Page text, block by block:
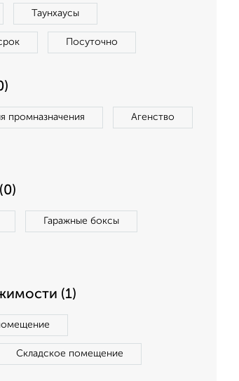
Таунхаусы
Посуточно
промназначения Агенство
Гаражные боксы
(1)
Складское помещение